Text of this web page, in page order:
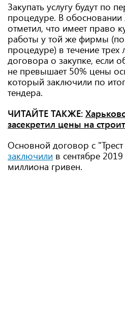
Закупать услугу будут по
процедуре. В
отметил, что имеет право
работы у той же фирмы
процедуре) в течение трех
договора о закупке, если
не превышает 50% цены
который заключили по
тендера.
ЧИТАЙТЕ ТАКЖЕ:
засекретил цены на
Основной договор с
заключили в сентябре
миллиона гривен.